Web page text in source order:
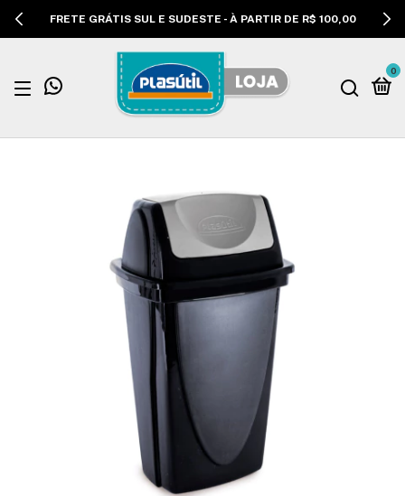
FRETE GRÁTIS SUL E SUDESTE - À PARTIR DE R$ 100,00
0